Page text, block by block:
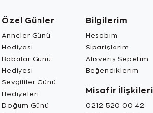
Özel Günler
Anneler Günü
Hediyesi
Babalar Günü
Hediyesi
Sevgililer Günü
Hediyeleri
Doğum Günü
Bilgilerim
Hesabım
Siparişlerim
Alışveriş Sepetim
Beğendiklerim
Misafir İlişkileri
0212 520 00 42